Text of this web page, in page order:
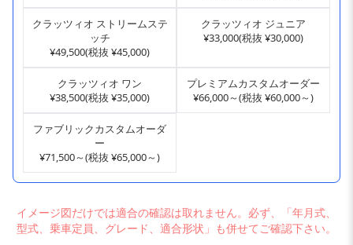
クラッツィオ ストリームステ
ッチ
¥49,500(税抜 ¥45,000)
クラッツィオ ジュニア
¥33,000(税抜 ¥30,000)
クラッツィオ ワン
¥38,500(税抜 ¥35,000)
プレミアムカスタムオーダー
¥66,000～(税抜 ¥60,000～)
ファブリックカスタムオーダ
ー
¥71,500～(税抜 ¥65,000～)
イメージ図だけでは適合の確認は取れません。必ず、「年月式、
型式、乗車定員、グレード、適合形状」も併せてご確認下さい。